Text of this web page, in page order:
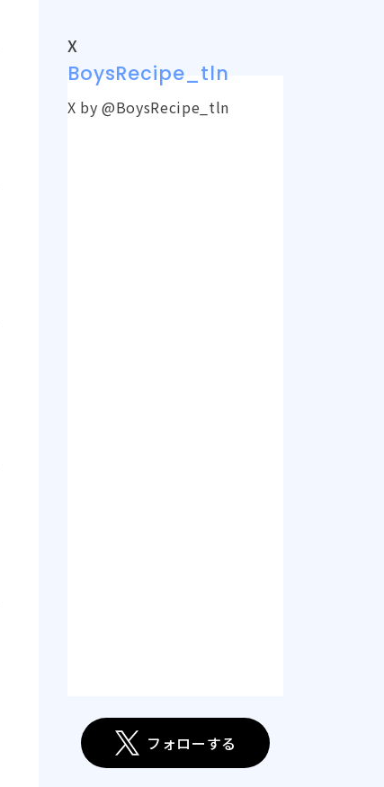
X
BoysRecipe_tln
X by @BoysRecipe_tln
フォローする